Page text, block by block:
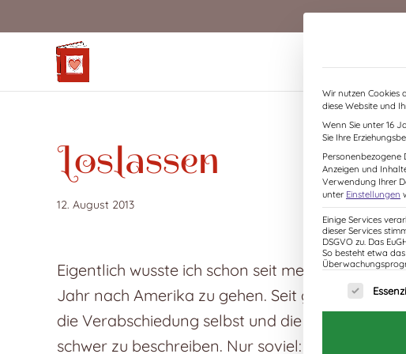
k
Loslassen
12. August 2013
Eigentlich wusste ich schon seit mehreren
Jahr nach Amerika zu gehen. Seit genau einer
die Verabschiedung selbst und die kurze Zeit
schwer zu beschreiben. Nur soviel: Ich wusste
Wir nutzen Cookies
diese Website und
Wenn Sie unter 16
Sie Ihre
Personenbezogene
Anzeigen und
Verwendung Ihrer
unter Einstellungen
Einige Services
dieser Services
DSGVO zu. Das
So besteht etwa
Es folgt